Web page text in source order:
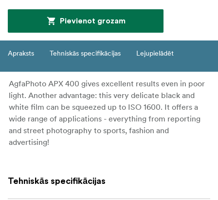
Pievienot grozam
Apraksts Tehniskās specifikācijas Lejupielādēt
AgfaPhoto APX 400 gives excellent results even in poor
light. Another advantage: this very delicate black and
white film can be squeezed up to ISO 1600. It offers a
wide range of applications - everything from reporting
and street photography to sports, fashion and
advertising!
Tehniskās specifikācijas